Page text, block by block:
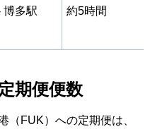
博多駅 約5時間
期便便数
（FUK）への定期便は、